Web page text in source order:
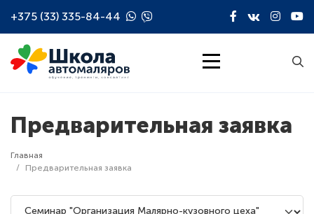
+375 (33) 335-84-44
Предварительная заявка
Строка навигации
Главная
Предварительная заявка
Курс